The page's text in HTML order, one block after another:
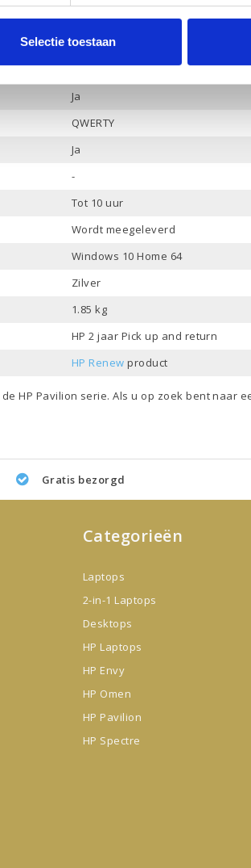
Selectie toestaan
-
Hoofdtelefoon / Microfoon combo
HDMI 1.4b
Ja
QWERTY
Ja
-
Tot 10 uur
Wordt meegeleverd
Windows 10 Home 64
Zilver
1.85 kg
HP 2 jaar Pick up and return
HP Renew product
deHP Pavilion serie. Als u op zoek bent naar
Gratis bezorgd
Categorieën
Laptops
2-in-1 Laptops
Desktops
HP Laptops
HP Envy
HP Omen
HP Pavilion
HP Spectre